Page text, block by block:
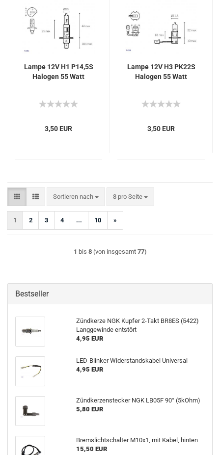
Lampe 12V H1 P14,5S
Halogen 55 Watt
3,50 EUR
Lampe 12V H3 PK22S
Halogen 55 Watt
3,50 EUR
Sortieren nach
Sortieren nach 8 pro Seite
pro Seite
1 2 3 4 ... 10 »
1 bis 8(von insgesamt 77)
Bestseller
Zündkerze NGK Kupfer 2-Takt BR8ES (5422)
Langgewinde entstört
4,95 EUR
LED-Blinker Widerstandskabel Universal
4,95 EUR
Zündkerzenstecker NGK LB05F 90° (5kOhm)
5,80 EUR
Bremslichtschalter M10x1, mit Kabel, hinten
15,50 EUR